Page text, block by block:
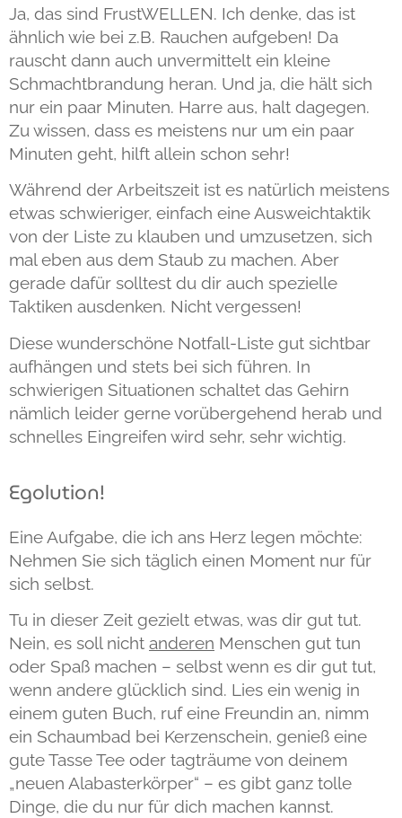
Ja, das sind FrustWELLEN. Ich denke, das ist
ähnlich wie bei z.B. Rauchen aufgeben! Da
rauscht dann auch unvermittelt ein kleine
Schmachtbrandung heran. Und ja, die hält sich
nur ein paar Minuten. Harre aus, halt dagegen.
Zu wissen, dass es meistens nur um ein paar
Minuten geht, hilft allein schon sehr!
Während der Arbeitszeit ist es natürlich meistens
etwas schwieriger, einfach eine Ausweichtaktik
von der Liste zu klauben und umzusetzen, sich
mal eben aus dem Staub zu machen. Aber
gerade dafür solltest du dir auch spezielle
Taktiken ausdenken. Nicht vergessen!
Diese wunderschöne Notfall-Liste gut sichtbar
aufhängen und stets bei sich führen. In
schwierigen Situationen schaltet das Gehirn
nämlich leider gerne vorübergehend herab und
schnelles Eingreifen wird sehr, sehr wichtig.
Egolution!
Eine Aufgabe, die ich ans Herz legen möchte:
Nehmen Sie sich täglich einen Moment nur für
sich selbst.
Tu in dieser Zeit gezielt etwas, was dir gut tut.
Nein, es soll nicht anderen Menschen gut tun
oder Spaß machen – selbst wenn es dir gut tut,
wenn andere glücklich sind. Lies ein wenig in
einem guten Buch, ruf eine Freundin an, nimm
ein Schaumbad bei Kerzenschein, genieß eine
gute Tasse Tee oder tagträume von deinem
„neuen Alabasterkörper“ – es gibt ganz tolle
Dinge, die du nur für dich machen kannst.